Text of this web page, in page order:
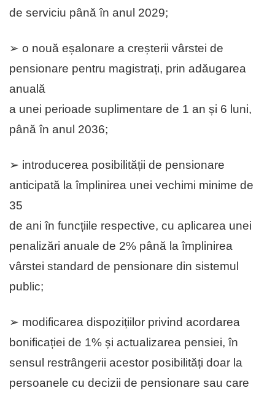
de serviciu până în anul 2029;
➢ o nouă eșalonare a creșterii vârstei de
pensionare pentru magistrați, prin adăugarea
anuală
a unei perioade suplimentare de 1 an și 6 luni,
până în anul 2036;
➢ introducerea posibilității de pensionare
anticipată la împlinirea unei vechimi minime de
35
de ani în funcțiile respective, cu aplicarea unei
penalizări anuale de 2% până la împlinirea
vârstei standard de pensionare din sistemul
public;
➢ modificarea dispozițiilor privind acordarea
bonificației de 1% și actualizarea pensiei, în
sensul restrângerii acestor posibilități doar la
persoanele cu decizii de pensionare sau care